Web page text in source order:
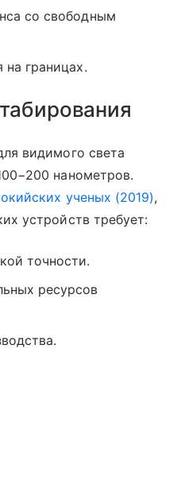
со свободным
на границах.
видимого света
нанометров.
ученых (2019),
устройств требует:
точности.
ресурсов